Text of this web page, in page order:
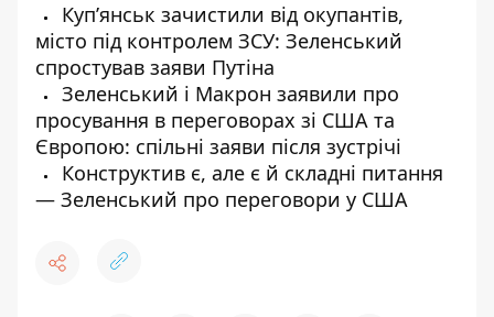
Куп’янськ зачистили від окупантів,
місто під контролем ЗСУ: Зеленський
спростував заяви Путіна
Зеленський і Макрон заявили про
просування в переговорах зі США та
Європою: спільні заяви після зустрічі
Конструктив є, але є й складні питання
— Зеленський про переговори у США